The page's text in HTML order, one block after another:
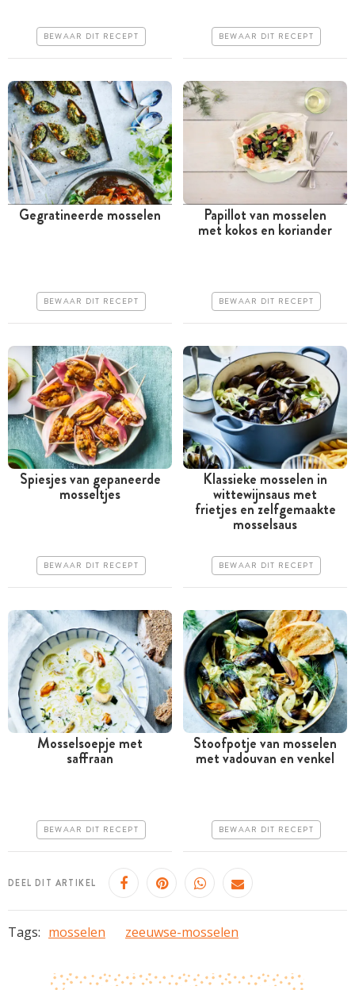
Makkelijk
BEWAAR DIT RECEPT Erg makkelijk
BEWAAR DIT RECEPT
Erg makkelijk
Gegratineerde mosselen
BEWAAR DIT RECEPT
Tussen 30 minuten en 1
Papillot van mosselen
met kokos en koriander
BEWAAR DIT RECEPT
Minder dan 30 minuten
Erg makkelijk
Spiesjes van gepaneerde
mosseltjes
BEWAAR DIT RECEPT
Tussen 30 minuten en 1
uur
Klassieke mosselen in
wittewijnsaus met
frietjes en zelfgemaakte
mosselsaus
BEWAAR DIT RECEPT
Minder dan 30 minuten
Erg makkelijk
Mosselsoepje met
saffraan
BEWAAR DIT RECEPT
Minder dan 30 minuten
Erg makkelijk
Stoofpotje van mosselen
met vadouvan en venkel
BEWAAR DIT RECEPT
DEEL DIT ARTIKEL
Tags: mosselen zeeuwse-mosselen